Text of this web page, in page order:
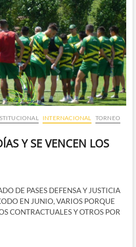
INTERNACIONAL
TORNEO
Y SE VENCEN LOS
DE PASES DEFENSA Y JUSTICIA
EN JUNIO, VARIOS PORQUE
CONTRACTUALES Y OTROS POR